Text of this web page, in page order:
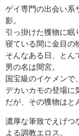
ゲイ専門の出会い系
影。
引っ掛けた獲物に眠
寝ている間に金目の
そんなある日、とん
男の名は間宮。
国宝級のイケメンで
デカいカモの登場に
だが、その獲物はと
濃厚な筆致でえげつ
よる調教エロス。